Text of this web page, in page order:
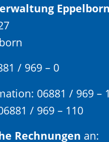
Eppelborn
/ 969 – 0
06881 / 969 –
/ 969 – 110
Rechnungen an: